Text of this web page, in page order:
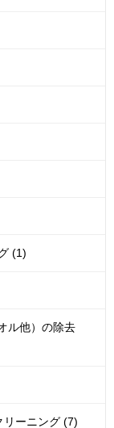
(1)
ル他）の除去
リーニング (7)